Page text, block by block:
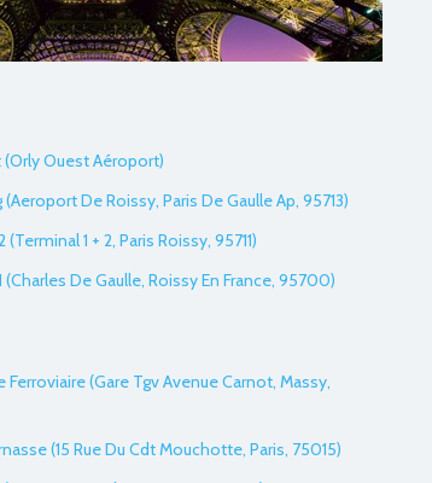
Ouest Aéroport)
De Roissy, Paris De Gaulle Ap, 95713)
1 + 2, Paris Roissy, 95711)
(Charles De Gaulle, Roissy En France, 95700)
Ferroviaire (Gare Tgv Avenue Carnot, Massy,
(15 Rue Du Cdt Mouchotte, Paris, 75015)